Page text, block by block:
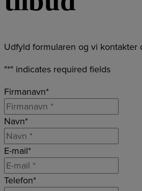
Udfyld formularen og vi kontakter
"*" indicates required fields
Firmanavn*
Navn*
E-mail*
Telefon*